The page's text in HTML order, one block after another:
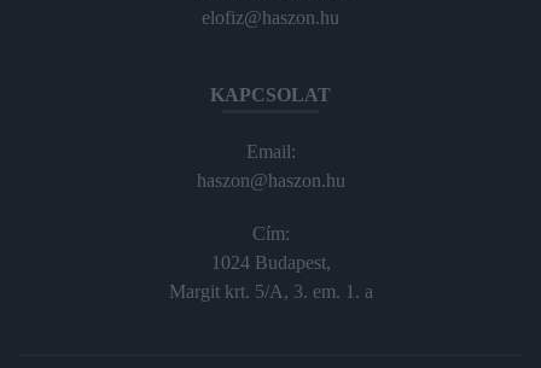
elofiz@haszon.hu
KAPCSOLAT
Email:
haszon@haszon.hu
Cím:
1024 Budapest,
Margit krt. 5/A, 3. em. 1. a